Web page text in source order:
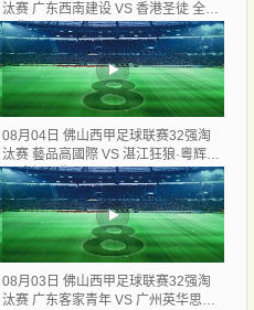
汰赛 广东西南建设 VS 香港圣徒 全场
录像
08月04日 佛山西甲足球联赛32强淘
汰赛 藝品高國際 VS 湛江狂狼·粵辉能
源 全场录像
08月03日 佛山西甲足球联赛32强淘
汰赛 广东客家青年 VS 广州英华思力